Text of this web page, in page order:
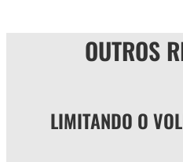
OUTROS
LIMITANDO O